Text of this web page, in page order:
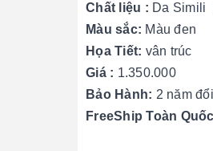
Chất liệu : Da Simili
Màu sắc: Màu đen
Họa Tiết: vân trúc
Giá : 1.350.000
Bảo Hành: 2 năm
FreeShip Toàn Quốc